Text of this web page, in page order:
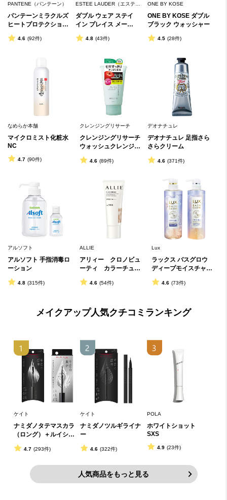
PANTENE（パンテーン）
パンテーンミラクルズ
ヒートプロテクション
ヘアオイル
4.6 (92件)
ESTEE LAUDER（エスティ
ダブル ウェア ステイ
イン プレイス メーク
アップ
4.8 (43件)
ONE BY KOSE
ONE BY KOSE ダブル
ブラック ウォッシャー
4.5 (28件)
なめらか本舗
マイクロミスト化粧水
NC
4.7 (90件)
クレンジングリサーチ
クレンジングリサーチ
ウォッシュクレンジン
グ N
4.6 (89件)
デオナチュレ
デオナチュレ 足指さら
さらクリーム
4.6 (371件)
アルソフト
アルソフト 手指消毒ロ
ーション
4.8 (315件)
ALLIE
アリィー　クロノビュ
ーティ　カラーチュー
ニングＵＶ　０３
4.6 (54件)
Lux
ラックス バスグロウ
ディープモイスチャー
＆シャイン
4.6 (73件)
メイクアップ人気クチコミランキング
ケイト
ナミダノタテマスカラ
（ロング）＋ルイシン
ノイチゲキリムーバー
セット
4.7 (293件)
ケイト
ナミダノツルギライナ
ー
4.6 (322件)
POLA
ホワイトショット
SXS
4.9 (23件)
人気商品をもっと見る